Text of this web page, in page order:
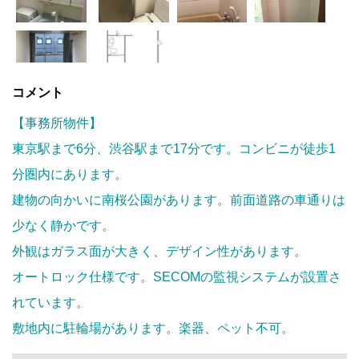
コメント
【事務所物件】
東京駅まで6分、渋谷駅まで17分です。コンビニが徒歩1
分圏内にあります。
建物の向かいに南桜公園があります。前面道路の車通りは
少なく静かです。
外観はガラス面が大きく、デザイン性があります。
オートロック仕様です。SECOMの監視システムが設置さ
れています。
敷地内に駐輪場があります。楽器、ペット不可。